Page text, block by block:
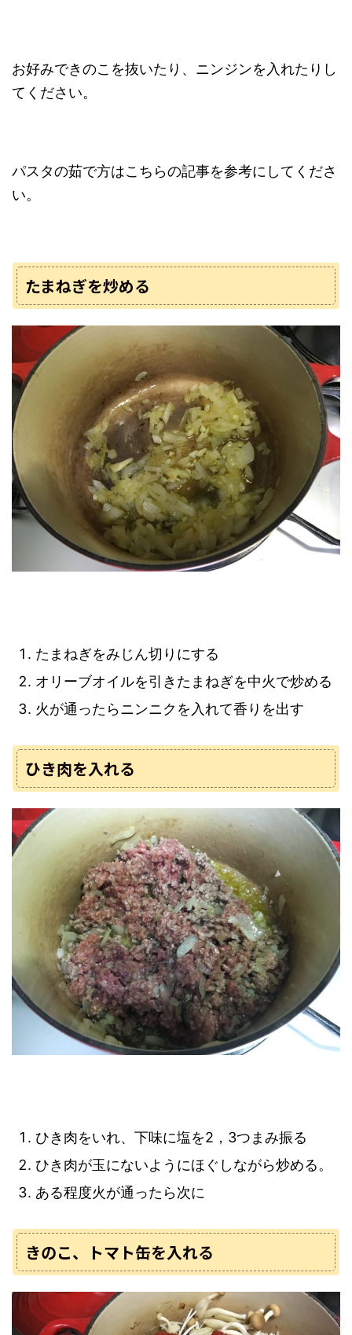
お好みできのこを抜いたり、ニンジンを入れたりし
てください。
パスタの茹で方はこちらの記事を参考にしてくださ
い。
たまねぎを炒める
たまねぎをみじん切りにする
オリーブオイルを引きたまねぎを中火で炒める
火が通ったらニンニクを入れて香りを出す
ひき肉を入れる
ひき肉をいれ、下味に塩を2，3つまみ振る
ひき肉が玉にないようにほぐしながら炒める。
ある程度火が通ったら次に
きのこ、トマト缶を入れる